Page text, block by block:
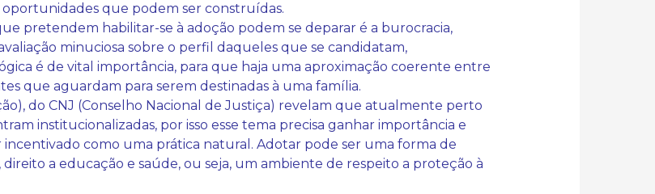
oportunidades que podem ser construídas.
pretendem habilitar-se à adoção podem se deparar é a burocracia,
minuciosa sobre o perfil daqueles que se candidatam,
é de vital importância, para que haja uma aproximação coerente entre
que aguardam para serem destinadas à uma família.
do CNJ (Conselho Nacional de Justiça) revelam que atualmente perto
institucionalizadas, por isso esse tema precisa ganhar importância e
incentivado como uma prática natural. Adotar pode ser uma forma de
a educação e saúde, ou seja, um ambiente de respeito a proteção à